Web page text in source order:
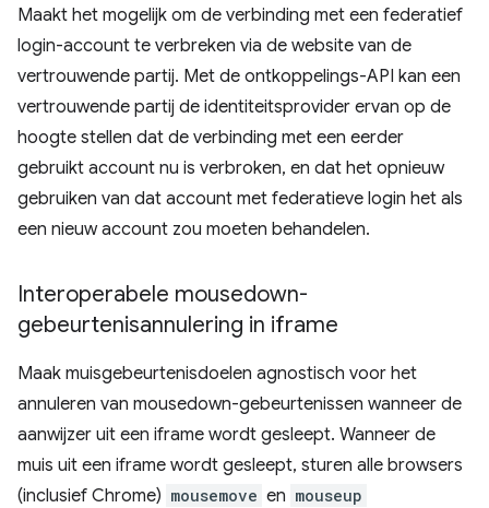
Maakt het mogelijk om de verbinding met een federatief
login-account te verbreken via de website van de
vertrouwende partij. Met de ontkoppelings-API kan een
vertrouwende partij de identiteitsprovider ervan op de
hoogte stellen dat de verbinding met een eerder
gebruikt account nu is verbroken, en dat het opnieuw
gebruiken van dat account met federatieve login het als
een nieuw account zou moeten behandelen.
Interoperabele mousedown-
gebeurtenisannulering in iframe
Maak muisgebeurtenisdoelen agnostisch voor het
annuleren van mousedown-gebeurtenissen wanneer de
aanwijzer uit een iframe wordt gesleept. Wanneer de
muis uit een iframe wordt gesleept, sturen alle browsers
(inclusief Chrome) mousemove en mouseup